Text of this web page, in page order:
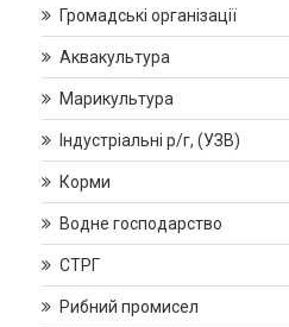
Громадські організації
Аквакультура
Марикультура
Індустріальні р/г, (УЗВ)
Корми
Водне господарство
СТРГ
Рибний промисел